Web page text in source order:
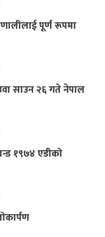
पूर्ण रूपमा
साउन २६ गते नेपाल
१९७४ एडीको